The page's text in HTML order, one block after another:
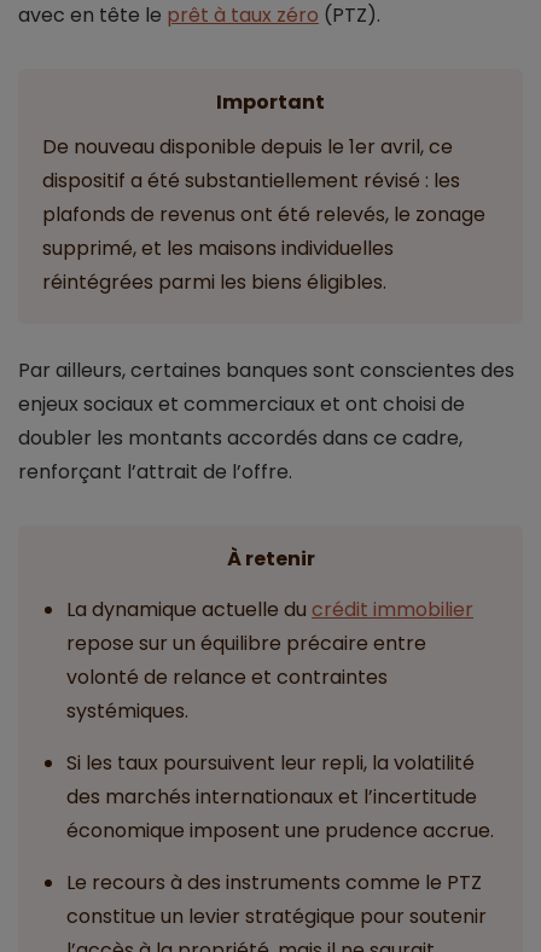
avec en tête le prêt à taux zéro (PTZ).
Important
De nouveau disponible depuis le 1er avril, ce
dispositif a été substantiellement révisé : les
plafonds de revenus ont été relevés, le zonage
supprimé, et les maisons individuelles
réintégrées parmi les biens éligibles.
Par ailleurs, certaines banques sont conscientes des
enjeux sociaux et commerciaux et ont choisi de
doubler les montants accordés dans ce cadre,
renforçant l’attrait de l’offre.
À retenir
La dynamique actuelle du crédit immobilier
repose sur un équilibre précaire entre
volonté de relance et contraintes
systémiques.
Si les taux poursuivent leur repli, la volatilité
des marchés internationaux et l’incertitude
économique imposent une prudence accrue.
Le recours à des instruments comme le PTZ
constitue un levier stratégique pour soutenir